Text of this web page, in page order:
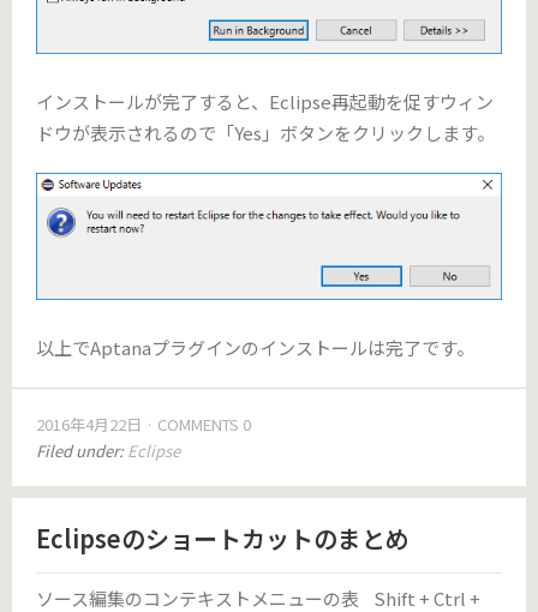
インストールが完了すると、Eclipse再起動を促すウィン
ドウが表示されるので「Yes」ボタンをクリックします。
以上でAptanaプラグインのインストールは完了です。
2016年4月22日
COMMENTS 0
Filed under: Eclipse
Eclipseのショートカットのまとめ
ソース編集のコンテキストメニューの表
Shift + Ctrl +